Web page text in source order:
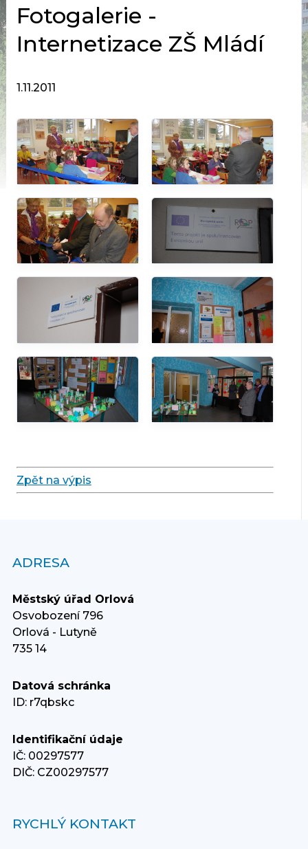
Fotogalerie -
Internetizace ZŠ Mládí
1.11.2011
Zpět na výpis
ADRESA
Městský úřad Orlová
Osvobození 796
Orlová - Lutyně
735 14
Datová schránka
ID: r7qbskc
Identifikační údaje
IČ: 00297577
DIČ: CZ00297577
RYCHLÝ KONTAKT